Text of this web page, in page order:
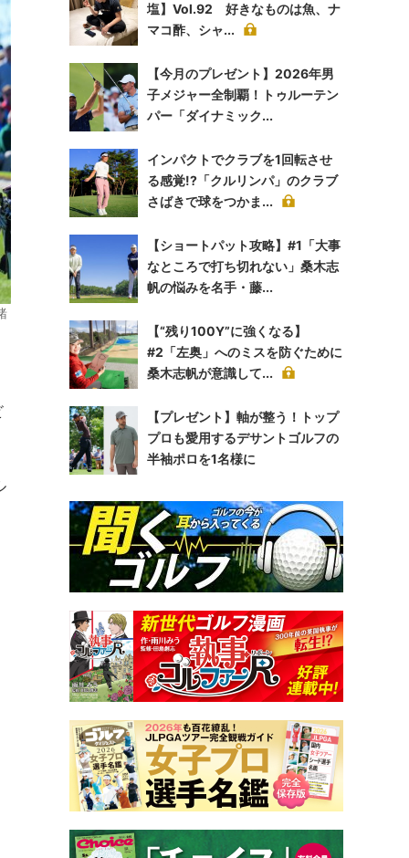
塩】Vol.92 好きなものは魚、ナ
マコ酢、シャ...
【今月のプレゼント】2026年男
子メジャー全制覇！トゥルーテン
パー「ダイナミック...
インパクトでクラブを1回転させ
る感覚!?「クルリンパ」のクラブ
さばきで球をつかま...
【ショートパット攻略】#1「大事
なところで打ち切れない」桑木志
帆の悩みを名手・藤...
【“残り100Y”に強くなる】
#2「左奥」へのミスを防ぐために
桑木志帆が意識して...
【プレゼント】軸が整う！トップ
プロも愛用するデサントゴルフの
半袖ポロを1名様に